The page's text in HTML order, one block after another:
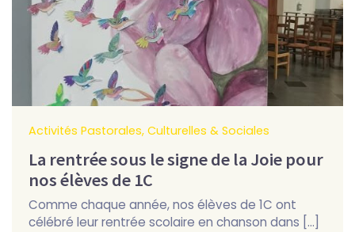
La rentrée sous le signe de la Joie pour
nos élèves de 1C
Activités Pastorales, Culturelles & Sociales
Comme chaque année, nos élèves de 1C ont
célébré leur rentrée scolaire en chanson dans […]